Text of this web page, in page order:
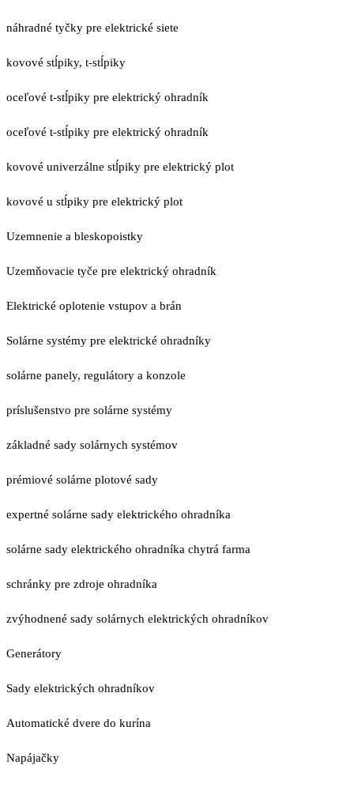
náhradné tyčky pre elektrické siete
kovové stĺpiky, t-stĺpiky
oceľové t-stĺpiky pre elektrický ohradník
oceľové t-stĺpiky pre elektrický ohradník
kovové univerzálne stĺpiky pre elektrický plot
kovové u stĺpiky pre elektrický plot
Uzemnenie a bleskopoistky
Uzemňovacie tyče pre elektrický ohradník
Elektrické oplotenie vstupov a brán
Solárne systémy pre elektrické ohradníky
solárne panely, regulátory a konzole
príslušenstvo pre solárne systémy
základné sady solárnych systémov
prémiové solárne plotové sady
expertné solárne sady elektrického ohradníka
solárne sady elektrického ohradníka chytrá farma
schránky pre zdroje ohradníka
zvýhodnené sady solárnych elektrických ohradníkov
Generátory
Sady elektrických ohradníkov
Automatické dvere do kurína
Napájačky